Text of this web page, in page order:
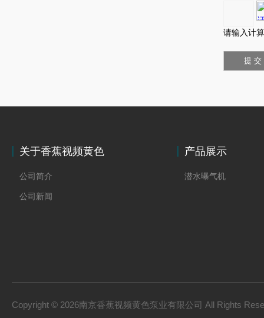
请输入计
关于香蕉视频黄色
公司简介
公司新闻
产品展示
潜水曝气机
Copyright © 2026南京香蕉视频黄色泵业有限公司 All Rights